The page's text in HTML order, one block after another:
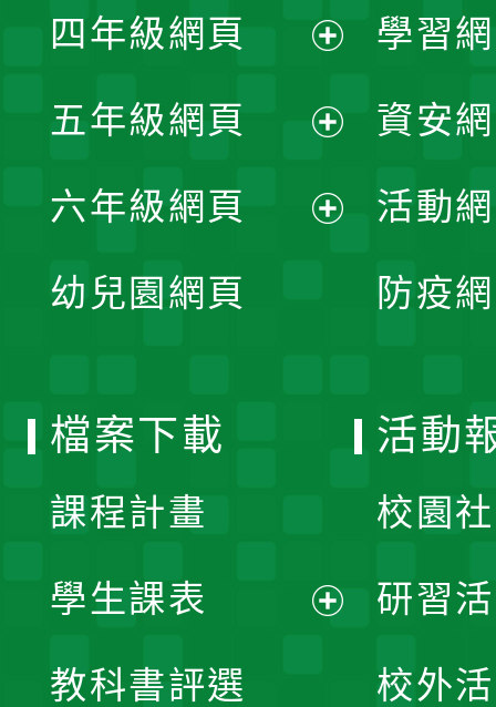
單
選
單
開
選
單
四年級網頁
開
選
五年級網頁
開
六年級網頁
幼兒園網頁
學習
資安
活動
防疫
檔案下載
課程計畫
學生課表
教科書評選
活動
校園
研習
校外